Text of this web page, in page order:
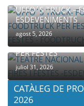
UFFO´S TRUCK –
ESDEVENIMENTS
agost 5, 2026
COMPANYIA
PER FESTES
juliol 31, 2026
CATÀLEG DE
2026